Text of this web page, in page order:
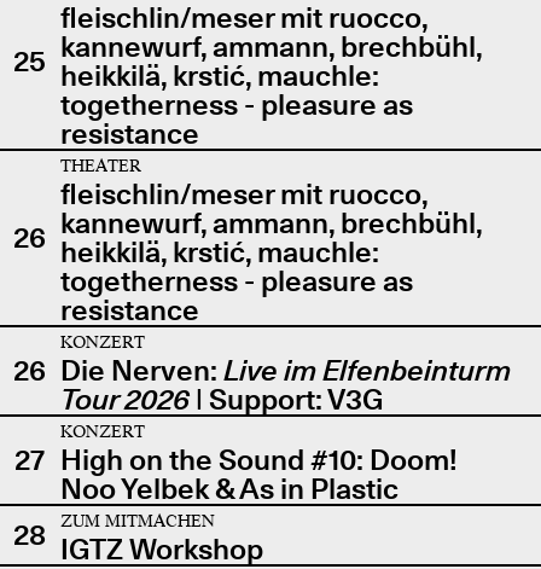
25
fleischlin/meser mit ruocco,
kannewurf, ammann, brechbühl,
heikkilä, krstić, mauchle:
togetherness - pleasure as
resistance
26
THEATER
fleischlin/meser mit ruocco,
kannewurf, ammann, brechbühl,
heikkilä, krstić, mauchle:
togetherness - pleasure as
resistance
26
KONZERT
Die Nerven: Live im Elfenbeinturm
Tour 2026| Support: V3G
27
KONZERT
High on the Sound #10: Doom!
Noo Yelbek & As in Plastic
28
ZUM MITMACHEN
IGTZ Workshop